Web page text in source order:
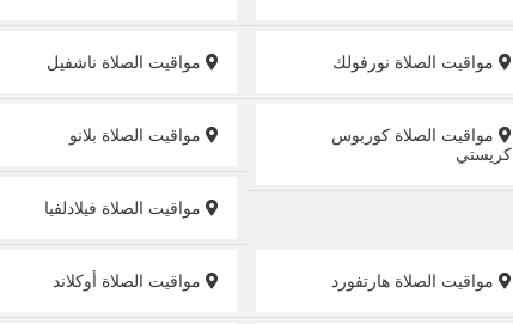
مواقيت الصلاة نورفولك مواقيت الصلاة ناشفيل
مواقيت الصلاة كوربوس
كريستي
مواقيت الصلاة بلانو
مواقيت الصلاة فيلادلفيا
مواقيت الصلاة هارتفورد مواقيت الصلاة أوكلاند